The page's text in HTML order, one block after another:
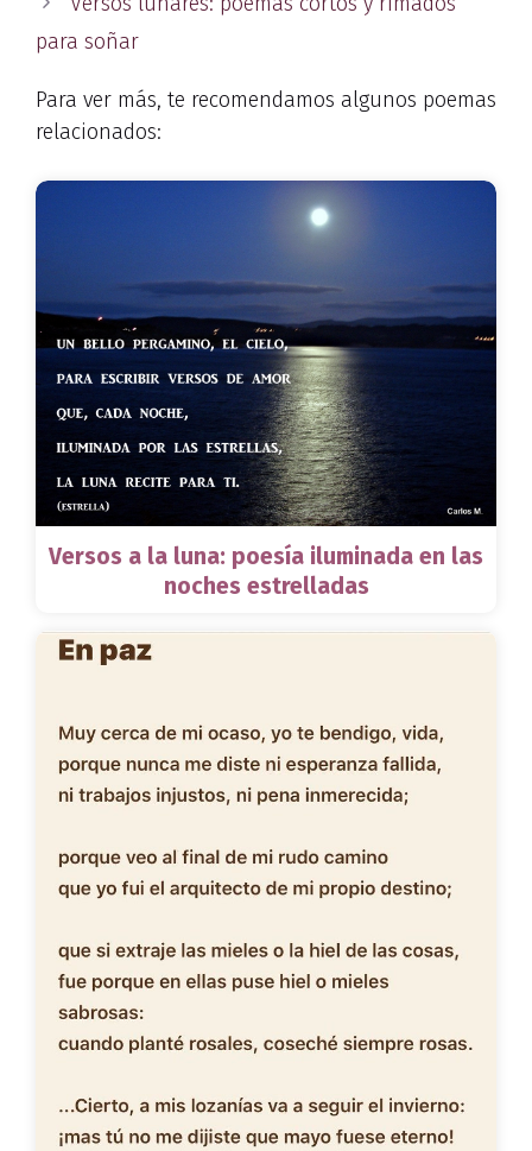
para soñar
Para ver más, te recomendamos algunos poemas
relacionados:
Versos a la luna: poesía iluminada en las
noches estrelladas